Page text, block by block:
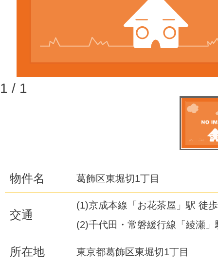
1 / 1
物件名 葛飾区東堀切1丁目
交通
(1)京成本線「お花茶屋」駅 徒
(2)千代田・常磐緩行線「綾瀬
所在地 東京都葛飾区東堀切1丁目